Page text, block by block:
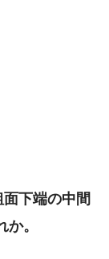
下端の中間
。